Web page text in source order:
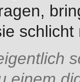
schlicht